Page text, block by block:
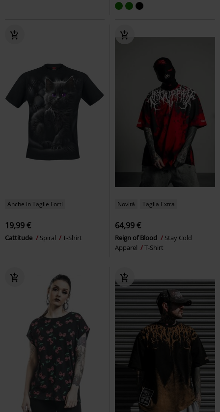
Anche in Taglie Forti
19,99 €
Cattitude Spiral T-Shirt
Novità Taglia Extra
64,99 €
Reign of Blood
Stay Cold
Apparel
T-Shirt